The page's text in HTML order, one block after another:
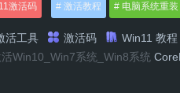
激活码 激活教程 电脑系统重装
活工具 激活码 Win11 教程
Win10_Win7系统_Win8系统